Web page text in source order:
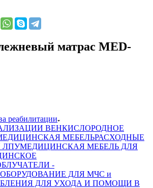
матрас MED-
реабилитации
ВЕНКИСЛОРОДНОЕ
МЕБЕЛЬРАСХОДНЫЕ
ЛПУМЕДИЦИНСКАЯ МЕБЕЛЬ ДЛЯ
-
ОБОРУДОВАНИЕ ДЛЯ МЧС и
ДЛЯ УХОДА И ПОМОЩИ В